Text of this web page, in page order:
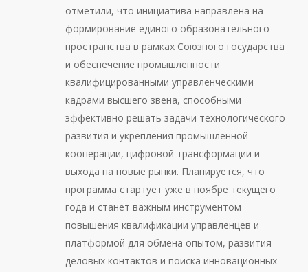
отметили, что инициатива направлена на
формирование единого образовательного
пространства в рамках Союзного государства
и обеспечение промышленности
квалифицированными управленческими
кадрами высшего звена, способными
эффективно решать задачи технологического
развития и укрепления промышленной
кооперации, цифровой трансформации и
выхода на новые рынки. Планируется, что
программа стартует уже в ноябре текущего
года и станет важным инструментом
повышения квалификации управленцев и
платформой для обмена опытом, развития
деловых контактов и поиска инновационных